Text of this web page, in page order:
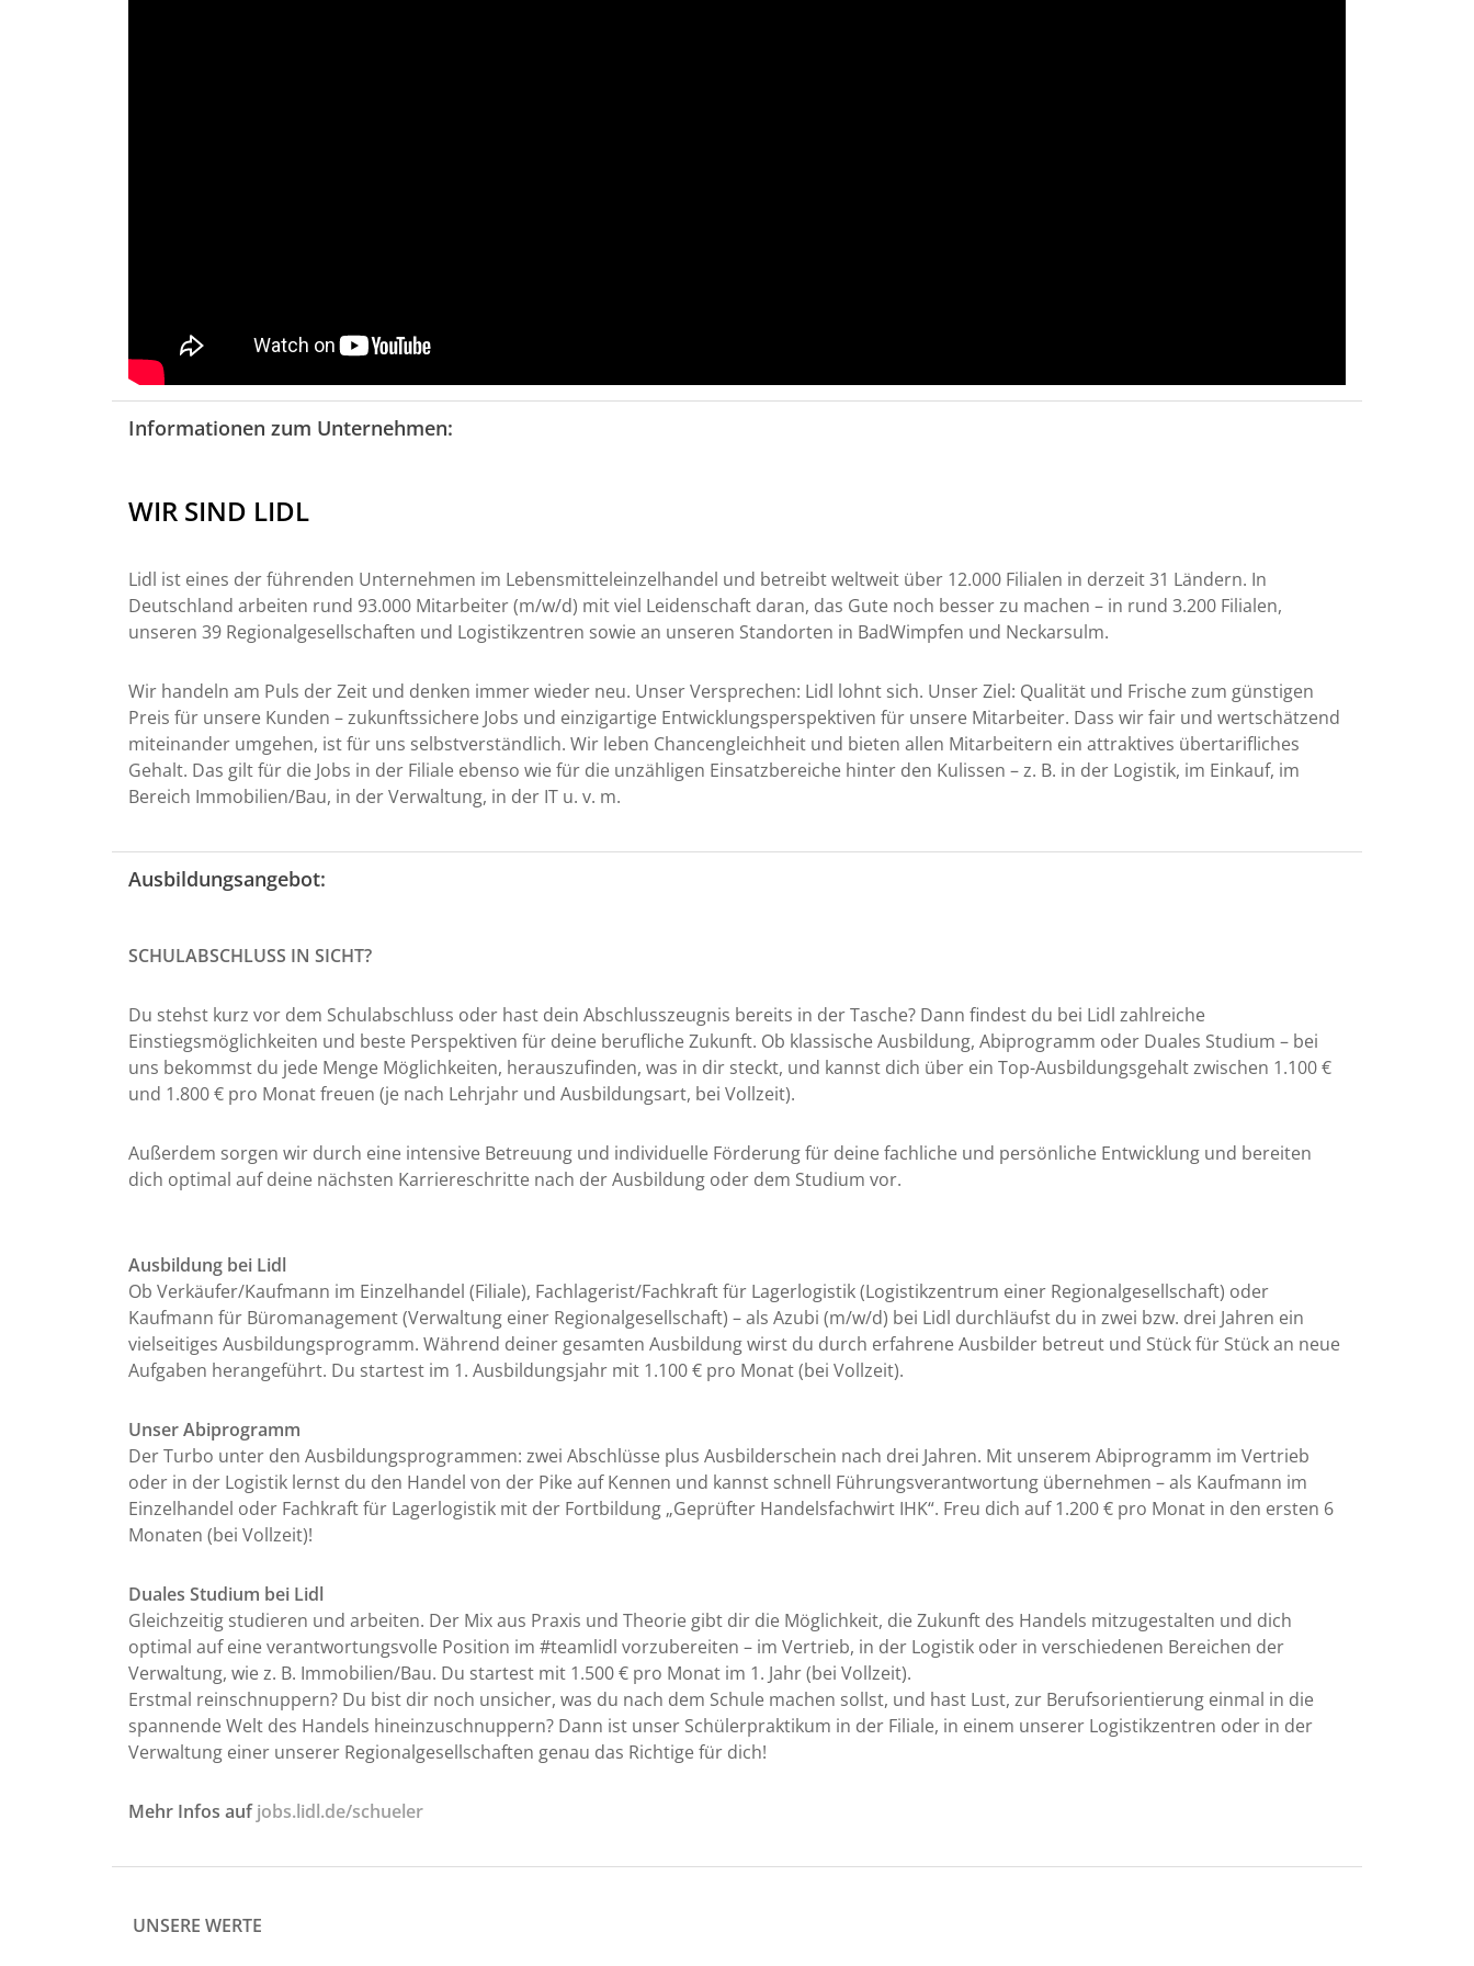
Informationen zum Unternehmen:
WIR SIND LIDL
Lidl ist eines der führenden Unternehmen im Lebensmitteleinzelhandel und betreibt weltweit über 12.000 Filialen in derzeit 31 Ländern. In
Deutschland arbeiten rund 93.000 Mitarbeiter (m/w/d) mit viel Leidenschaft daran, das Gute noch besser zu machen – in rund 3.200 Filialen,
unseren 39 Regionalgesellschaften und Logistikzentren sowie an unseren Standorten in BadWimpfen und Neckarsulm.
Wir handeln am Puls der Zeit und denken immer wieder neu. Unser Versprechen: Lidl lohnt sich. Unser Ziel: Qualität und Frische zum günstigen
Preis für unsere Kunden – zukunftssichere Jobs und einzigartige Entwicklungsperspektiven für unsere Mitarbeiter. Dass wir fair und wertschätzend
miteinander umgehen, ist für uns selbstverständlich. Wir leben Chancengleichheit und bieten allen Mitarbeitern ein attraktives übertarifliches
Gehalt. Das gilt für die Jobs in der Filiale ebenso wie für die unzähligen Einsatzbereiche hinter den Kulissen – z. B. in der Logistik, im Einkauf, im
Bereich Immobilien/Bau, in der Verwaltung, in der IT u. v. m.
Ausbildungsangebot:
SCHULABSCHLUSS IN SICHT?
Du stehst kurz vor dem Schulabschluss oder hast dein Abschlusszeugnis bereits in der Tasche? Dann findest du bei Lidl zahlreiche
Einstiegsmöglichkeiten und beste Perspektiven für deine berufliche Zukunft. Ob klassische Ausbildung, Abiprogramm oder Duales Studium – bei
uns bekommst du jede Menge Möglichkeiten, herauszufinden, was in dir steckt, und kannst dich über ein Top-Ausbildungsgehalt zwischen 1.100 €
und 1.800 € pro Monat freuen (je nach Lehrjahr und Ausbildungsart, bei Vollzeit).
Außerdem sorgen wir durch eine intensive Betreuung und individuelle Förderung für deine fachliche und persönliche Entwicklung und bereiten
dich optimal auf deine nächsten Karriereschritte nach der Ausbildung oder dem Studium vor.
Ausbildung bei Lidl
Ob Verkäufer/Kaufmann im Einzelhandel (Filiale), Fachlagerist/Fachkraft für Lagerlogistik (Logistikzentrum einer Regionalgesellschaft) oder
Kaufmann für Büromanagement (Verwaltung einer Regionalgesellschaft) – als Azubi (m/w/d) bei Lidl durchläufst du in zwei bzw. drei Jahren ein
vielseitiges Ausbildungsprogramm. Während deiner gesamten Ausbildung wirst du durch erfahrene Ausbilder betreut und Stück für Stück an neue
Aufgaben herangeführt. Du startest im 1. Ausbildungsjahr mit 1.100 € pro Monat (bei Vollzeit).
Unser Abiprogramm
Der Turbo unter den Ausbildungsprogrammen: zwei Abschlüsse plus Ausbilderschein nach drei Jahren. Mit unserem Abiprogramm im Vertrieb
oder in der Logistik lernst du den Handel von der Pike auf Kennen und kannst schnell Führungsverantwortung übernehmen – als Kaufmann im
Einzelhandel oder Fachkraft für Lagerlogistik mit der Fortbildung „Geprüfter Handelsfachwirt IHK“. Freu dich auf 1.200 € pro Monat in den ersten 6
Monaten (bei Vollzeit)!
Duales Studium bei Lidl
Gleichzeitig studieren und arbeiten. Der Mix aus Praxis und Theorie gibt dir die Möglichkeit, die Zukunft des Handels mitzugestalten und dich
optimal auf eine verantwortungsvolle Position im #teamlidl vorzubereiten – im Vertrieb, in der Logistik oder in verschiedenen Bereichen der
Verwaltung, wie z. B. Immobilien/Bau. Du startest mit 1.500 € pro Monat im 1. Jahr (bei Vollzeit).
Erstmal reinschnuppern? Du bist dir noch unsicher, was du nach dem Schule machen sollst, und hast Lust, zur Berufsorientierung einmal in die
spannende Welt des Handels hineinzuschnuppern? Dann ist unser Schülerpraktikum in der Filiale, in einem unserer Logistikzentren oder in der
Verwaltung einer unserer Regionalgesellschaften genau das Richtige für dich!
Mehr Infos aufjobs.lidl.de/schueler
UNSERE WERTE